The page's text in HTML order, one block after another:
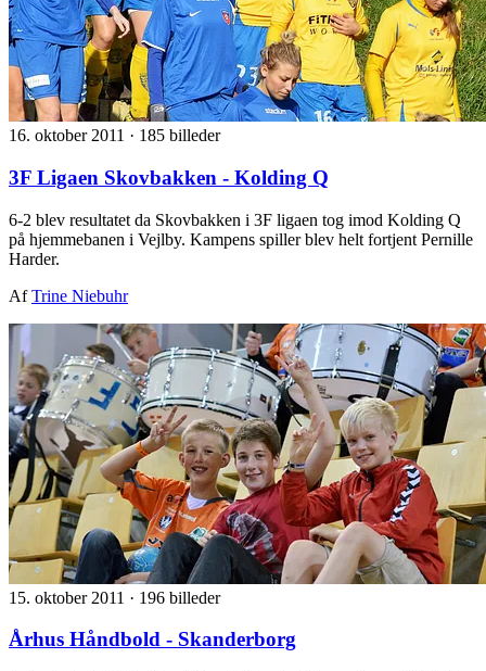
16. oktober 2011 · 185 billeder
3F Ligaen Skovbakken - Kolding Q
6-2 blev resultatet da Skovbakken i 3F ligaen tog imod Kolding Q
på hjemmebanen i Vejlby. Kampens spiller blev helt fortjent Pernille
Harder.
AfTrine Niebuhr
15. oktober 2011 · 196 billeder
Århus Håndbold - Skanderborg